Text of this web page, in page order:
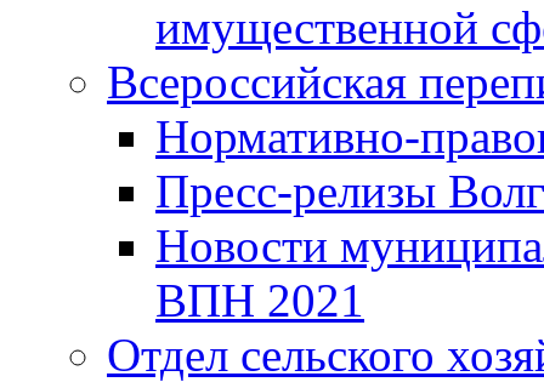
имущественной
Всероссийская
Нормативно-
Пресс-релизы
Новости
ВПН 2021
Отдел сельского